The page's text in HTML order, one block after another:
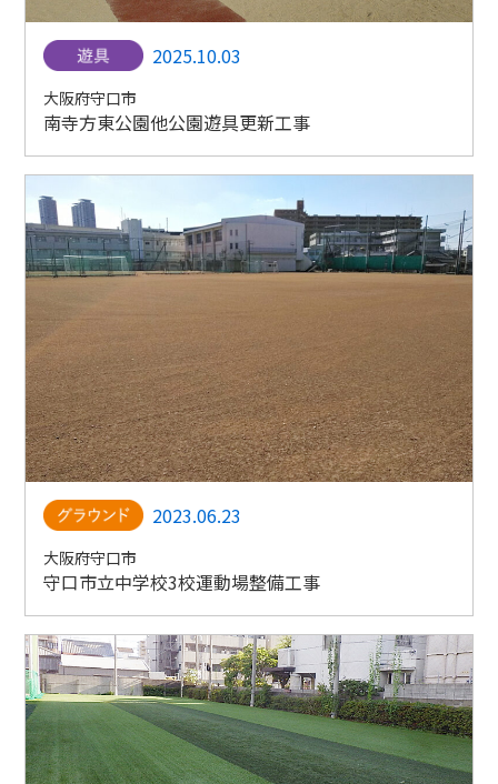
2025.10.03
大阪府守口市
南寺方東公園他公園遊具更新工事
2023.06.23
大阪府守口市
守口市立中学校3校運動場整備工事